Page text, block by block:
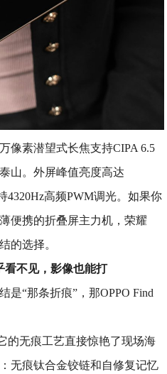
像素潜望式长焦支持CIPA 6.5
山。外屏峰值亮度高达
4320Hz高频PWM调光。如果你
便携的折叠屏主力机，荣耀
的选择。
看不见，影像也能打
是“那条折痕”，那OPPO Find
的无痕工艺直接惊艳了现场海
无痕钛合金铰链和自修复记忆